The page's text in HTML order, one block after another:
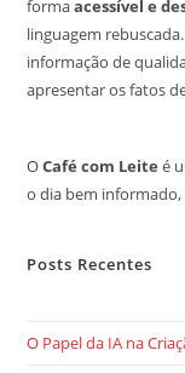
formaacessível e
linguagem
informação de
apresentar os fatos
OCafé com Leite é
o dia bem
Posts Recentes
O Papel da IA na